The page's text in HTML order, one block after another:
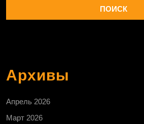
Архивы
Апрель 2026
Март 2026